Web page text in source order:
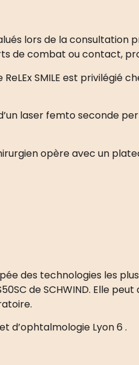
lors de la
de combat ou contact,
SMILE est privilégié
laser femto seconde
opère avec un
des technologies les
de SCHWIND. Elle
d’ophtalmologie Lyon 6.